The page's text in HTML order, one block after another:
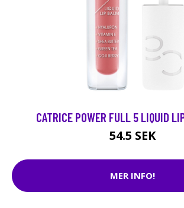
CATRICE POWER FULL 5 LIQUID
54.5 SEK
MER INFO!